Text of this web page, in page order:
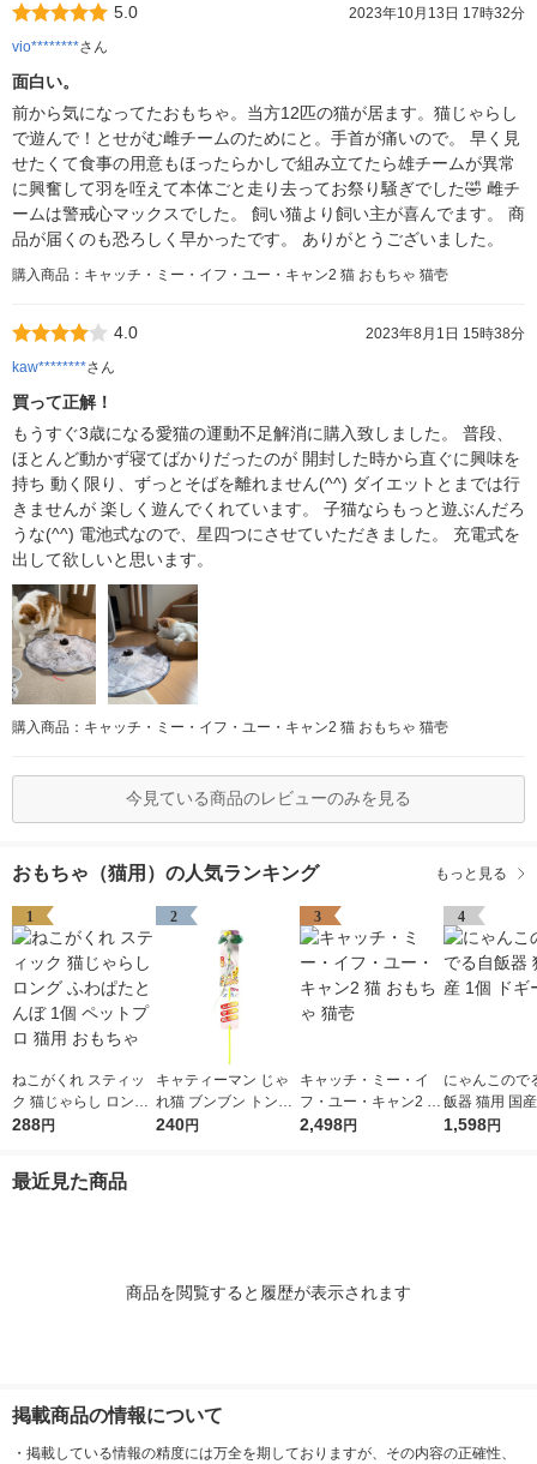
5.0
2023年10月13日 17時32分
vio********さん
面白い。
前から気になってたおもちゃ。当方12匹の猫が居ます。猫じゃらし
で遊んで！とせがむ雌チームのためにと。手首が痛いので。 早く見
せたくて食事の用意もほったらかしで組み立てたら雄チームが異常
に興奮して羽を咥えて本体ごと走り去ってお祭り騒ぎでした🤣 雌チ
ームは警戒心マックスでした。 飼い猫より飼い主が喜んでます。 商
品が届くのも恐ろしく早かったです。 ありがとうございました。
購入商品：キャッチ・ミー・イフ・ユー・キャン2 猫 おもちゃ 猫壱
4.0
2023年8月1日 15時38分
kaw********さん
買って正解！
もうすぐ3歳になる愛猫の運動不足解消に購入致しました。 普段、
ほとんど動かず寝てばかりだったのが 開封した時から直ぐに興味を
持ち 動く限り、ずっとそばを離れません(^^) ダイエットとまでは行
きませんが 楽しく遊んでくれています。 子猫ならもっと遊ぶんだろ
うな(^^) 電池式なので、星四つにさせていただきました。 充電式を
出して欲しいと思います。
購入商品：キャッチ・ミー・イフ・ユー・キャン2 猫 おもちゃ 猫壱
今見ている商品のレビューのみを見る
おもちゃ（猫用）の人気ランキング もっと見る
1
ねこがくれ スティッ
ク 猫じゃらし ロング
ふわぱたとんぼ 1個
288円
2
キャティーマン じゃ
れ猫 ブンブン トンボ
1個 コミュニケーショ
240円
3
キャッチ・ミー・イ
フ・ユー・キャン2 猫
おもちゃ 猫壱
2,498円
4
にゃんこので
飯器 猫用 国
ギーマン
1,598円
最近見た商品
商品を閲覧すると履歴が表示されます
掲載商品の情報について
・ 掲載している情報の精度には万全を期しておりますが、その内容の正確性、